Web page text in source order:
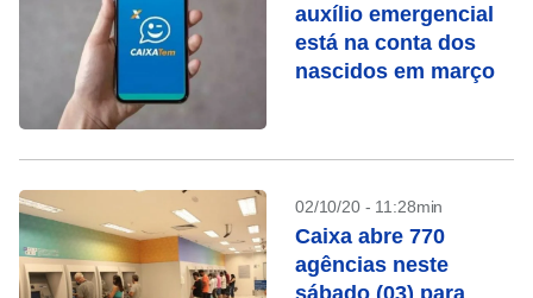
auxílio emergencial
está na conta dos
nascidos em março
02/10/20 - 11:28min
Caixa abre 770
agências neste
sábado (03) para